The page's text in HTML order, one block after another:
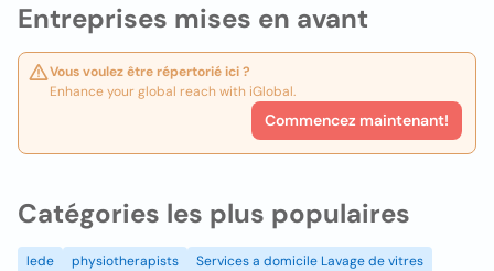
Entreprises mises en avant
Vous voulez être répertorié ici ?
Enhance your global reach with iGlobal.
Commencez maintenant!
Catégories les plus populaires
lede physiotherapists
Services a domicile Lavage de vitres